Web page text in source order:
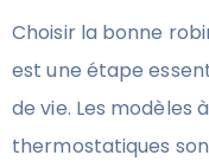
Choisir la bonne
est une étape
de vie. Les modèles
thermostatiques